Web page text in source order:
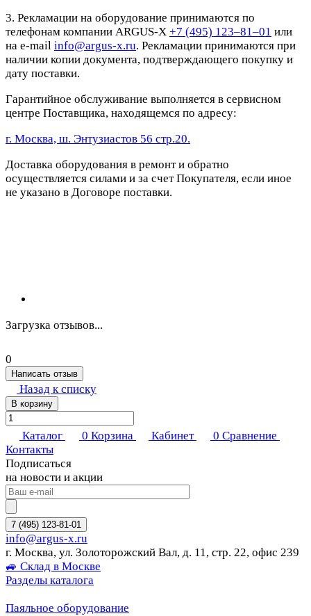
3. Рекламации на оборудование принимаются по
телефонам компании ARGUS-X +7 (495) 123–81–01 или
на e-mail info@argus-x.ru. Рекламации принимаются при
наличии копии документа, подтверждающего покупку и
дату поставки.
Гарантийное обслуживание выполняется в сервисном
центре Поставщика, находящемся по адресу:
г. Москва, ш. Энтузиастов 56 стр.20.
Доставка оборудования в ремонт и обратно
осуществляется силами и за счет Покупателя, если иное
не указано в Договоре поставки.
Загрузка отзывов...
0
Написать отзыв
Назад к списку
В корзину
Каталог 0 Корзина Кабинет 0 Сравнение
Контакты
Подписаться
на новости и акции
7 (495) 123-81-01
info@argus-x.ru
г. Москва, ул. Золоторожский Вал, д. 11, стр. 22, офис 239
🚙 Склад в Москве
Разделы каталога
Паяльное оборудование